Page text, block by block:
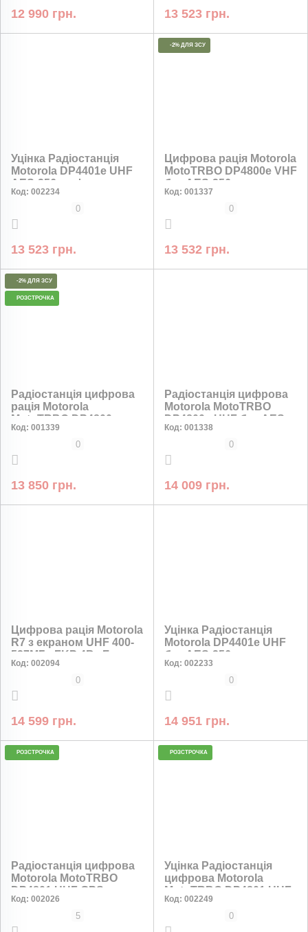
12 990 грн. 13 523 грн.
Уцінка Радіостанція
Motorola DP4401e UHF
AES-256 шифрування
без деяких опцій
Код: 002234
0
13 523 грн.
-2% ДЛЯ ЗСУ
Цифрова рація Motorola
MotoTRBO DP4800e VHF
без AES-256
шифрування
Код: 001337
0
13 532 грн.
-2% ДЛЯ ЗСУ
РОЗСТРОЧКА
Радіостанція цифрова
рація Motorola
MotoTRBO DP4800e
UHF без AES-256 без
Код: 001339
0
13 850 грн.
Радіостанція цифрова
Motorola MotoTRBO
DP4800e UHF без AES-
256 шифрування
Код: 001338
0
14 009 грн.
Цифрова рація Motorola
R7 з екраном UHF 400-
527МГц FKP 4Вт Без
AES-256
Код: 002094
0
14 599 грн.
Уцінка Радіостанція
Motorola DP4401e UHF
без AES-256
шифрування
Код: 002233
0
14 951 грн.
РОЗСТРОЧКА
Радіостанція цифрова
Motorola MotoTRBO
DP4801 UHF GPS
Bluetooth AES-256
Код: 002026
5
РОЗСТРОЧКА
Уцінка Радіостанція
цифрова Motorola
MotoTRBO DP4801 UHF
GPS Bluetooth AES-256
без деяких опцій
Код: 002249
0